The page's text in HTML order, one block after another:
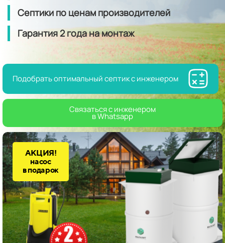
Септики по ценам производителей
Гарантия2 годана монтаж
Подобрать оптимальный септик с инженером
Связаться с инженером
в Whatsapp
АКЦИЯ!
насос
в подарок